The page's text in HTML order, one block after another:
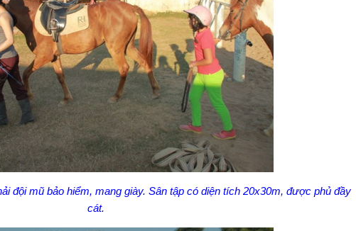
đội mũ bảo hiểm, mang giày. Sân tập có diện tích 20x30m, được phủ đầy
cát.